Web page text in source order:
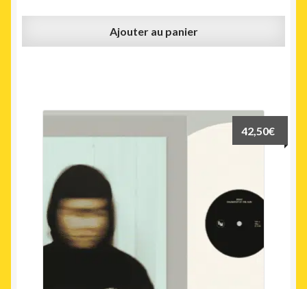
Ajouter au panier
42,50€